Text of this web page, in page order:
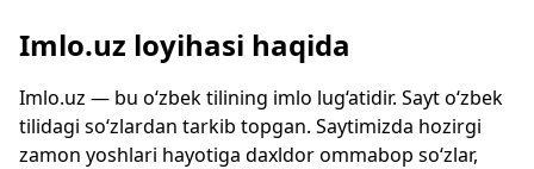
Imlo.uz loyihasi haqida
Imlo.uz — bu o‘zbek tilining imlo lug‘atidir. Sayt o‘zbek
tilidagi so‘zlardan tarkib topgan. Saytimizda hozirgi
zamon yoshlari hayotiga daxldor ommabop so‘zlar,